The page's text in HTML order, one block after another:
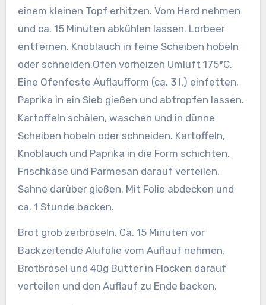
einem kleinen Topf erhitzen. Vom Herd nehmen
und ca. 15 Minuten abkühlen lassen. Lorbeer
entfernen. Knoblauch in feine Scheiben hobeln
oder schneiden.Ofen vorheizen Umluft 175°C.
Eine Ofenfeste Auflaufform (ca. 3 l.) einfetten.
Paprika in ein Sieb gießen und abtropfen lassen.
Kartoffeln schälen, waschen und in dünne
Scheiben hobeln oder schneiden. Kartoffeln,
Knoblauch und Paprika in die Form schichten.
Frischkäse und Parmesan darauf verteilen.
Sahne darüber gießen. Mit Folie abdecken und
ca. 1 Stunde backen.
Brot grob zerbröseln. Ca. 15 Minuten vor
Backzeitende Alufolie vom Auflauf nehmen,
Brotbrösel und 40g Butter in Flocken darauf
verteilen und den Auflauf zu Ende backen.